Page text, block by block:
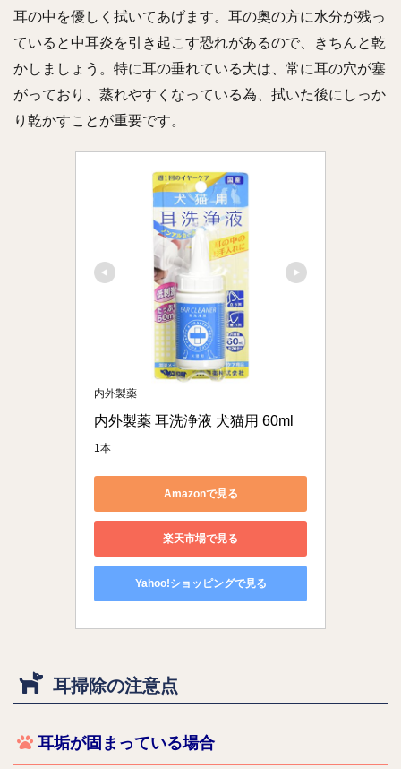
耳の中を優しく拭いてあげます。耳の奥の方に水分が残っ
ていると中耳炎を引き起こす恐れがあるので、きちんと乾
かしましょう。特に耳の垂れている犬は、常に耳の穴が塞
がっており、蒸れやすくなっている為、拭いた後にしっか
り乾かすことが重要です。
内外製薬
内外製薬 耳洗浄液 犬猫用 60ml
1本
Amazonで見る
楽天市場で見る
Yahoo!ショッピングで見る
耳掃除の注意点
耳垢が固まっている場合